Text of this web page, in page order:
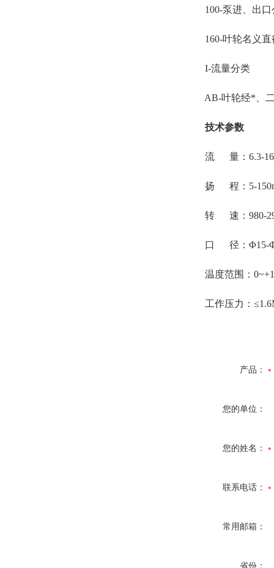
100-泵进、出口
160-叶轮名义直
I-流量分类
AB-叶轮经*、二
技术参数
流 量：6.3-
扬 程：5-
转 速：980-
口 径：Φ15-
温度范围：
工作压力：
产品：
您的单位：
您的姓名：
联系电话：
常用邮箱：
省份：